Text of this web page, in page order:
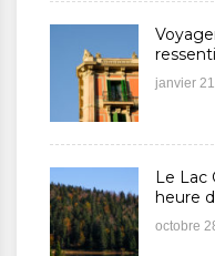
ressenti
janvier
Le Lac
heure
octobre